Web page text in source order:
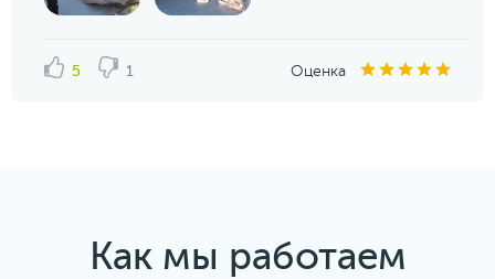
5 1 Оценка
Как мы работаем